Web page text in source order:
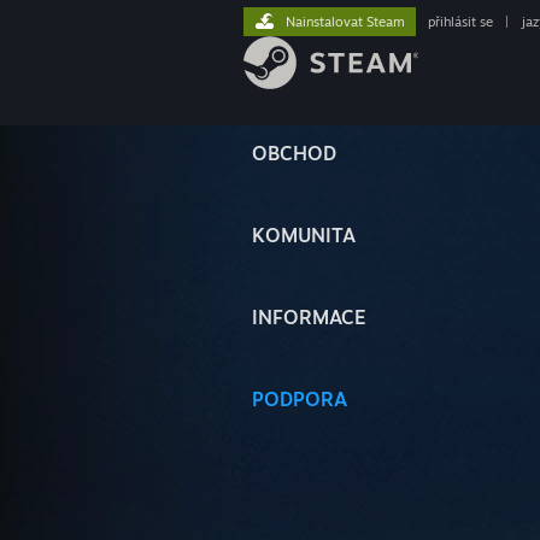
OBCHOD
KOMUNITA
INFORMACE
PODPORA
Nainstalovat Steam přihlásit se